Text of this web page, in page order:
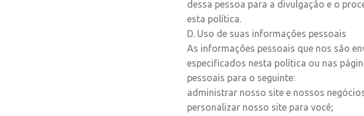
dessa pessoa para a divulgação e o
esta política.
D. Uso de suas informações pessoais
As informações pessoais que nos são
especificados nesta política ou nas
pessoais para o seguinte:
administrar nosso site e nossos
personalizar nosso site para você;